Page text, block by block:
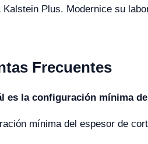
Kalstein Plus. Modernice su
Frecuentes
es la configuración mínima
mínima del espesor de